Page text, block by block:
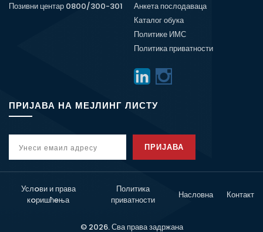
Позивни центар 0800/300-301
Анкета послодаваца
Каталог обука
Политике ИМС
Политика приватности
ПРИЈАВА НА МЕЈЛИНГ ЛИСТУ
ПРИЈАВА
Услoви и права
кoришћeња
Политика
приватности
Насловна Контакт
© 2026. Сва права задржана